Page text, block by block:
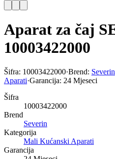
Aparat za čaj
10003422000
Šifra: 10003422000·Brend: Severin
Aparati·Garancija: 24 Mjeseci
Šifra
10003422000
Brend
Severin
Kategorija
Mali Kućanski Aparati
Garancija